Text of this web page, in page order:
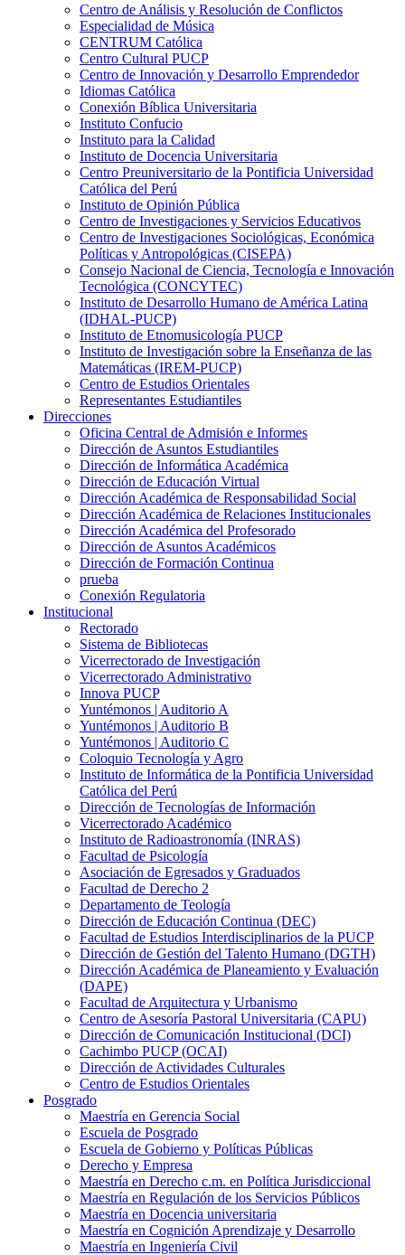
Centro de Análisis y Resolución de Conflictos
Especialidad de Música
CENTRUM Católica
Centro Cultural PUCP
Centro de Innovación y Desarrollo Emprendedor
Idiomas Católica
Conexión Bíblica Universitaria
Instituto Confucio
Instituto para la Calidad
Instituto de Docencia Universitaria
Centro Preuniversitario de la Pontificia Universidad
Católica del Perú
Instituto de Opinión Pública
Centro de Investigaciones y Servicios Educativos
Centro de Investigaciones Sociológicas, Económica
Políticas y Antropológicas (CISEPA)
Consejo Nacional de Ciencia, Tecnología e Innovación
Tecnológica (CONCYTEC)
Instituto de Desarrollo Humano de América Latina
(IDHAL-PUCP)
Instituto de Etnomusicología PUCP
Instituto de Investigación sobre la Enseñanza de las
Matemáticas (IREM-PUCP)
Centro de Estudios Orientales
Representantes Estudiantiles
Direcciones
Oficina Central de Admisión e Informes
Dirección de Asuntos Estudiantiles
Dirección de Informática Académica
Dirección de Educación Virtual
Dirección Académica de Responsabilidad Social
Dirección Académica de Relaciones Institucionales
Dirección Académica del Profesorado
Dirección de Asuntos Académicos
Dirección de Formación Continua
prueba
Conexión Regulatoria
Institucional
Rectorado
Sistema de Bibliotecas
Vicerrectorado de Investigación
Vicerrectorado Administrativo
Innova PUCP
Yuntémonos | Auditorio A
Yuntémonos | Auditorio B
Yuntémonos | Auditorio C
Coloquio Tecnología y Agro
Instituto de Informática de la Pontificia Universidad
Católica del Perú
Dirección de Tecnologías de Información
Vicerrectorado Académico
Instituto de Radioastronomía (INRAS)
Facultad de Psicología
Asociación de Egresados y Graduados
Facultad de Derecho 2
Departamento de Teología
Dirección de Educación Continua (DEC)
Facultad de Estudios Interdisciplinarios de la PUCP
Dirección de Gestión del Talento Humano (DGTH)
Dirección Académica de Planeamiento y Evaluación
(DAPE)
Facultad de Arquitectura y Urbanismo
Centro de Asesoría Pastoral Universitaria (CAPU)
Dirección de Comunicación Institucional (DCI)
Cachimbo PUCP (OCAI)
Dirección de Actividades Culturales
Centro de Estudios Orientales
Posgrado
Maestría en Gerencia Social
Escuela de Posgrado
Escuela de Gobierno y Políticas Públicas
Derecho y Empresa
Maestría en Derecho c.m. en Política Jurisdiccional
Maestría en Regulación de los Servicios Públicos
Maestría en Docencia universitaria
Maestría en Cognición Aprendizaje y Desarrollo
Maestría en Ingeniería Civil